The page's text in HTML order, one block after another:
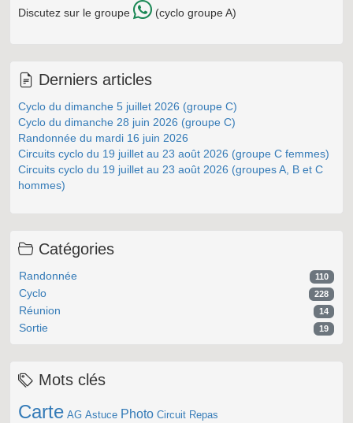
Discutez sur le groupe (cyclo groupe A)
Derniers articles
Cyclo du dimanche 5 juillet 2026 (groupe C)
Cyclo du dimanche 28 juin 2026 (groupe C)
Randonnée du mardi 16 juin 2026
Circuits cyclo du 19 juillet au 23 août 2026 (groupe C femmes)
Circuits cyclo du 19 juillet au 23 août 2026 (groupes A, B et C
hommes)
Catégories
Randonnée 110
Cyclo 228
Réunion 14
Sortie 19
Mots clés
Carte AG Astuce Photo Circuit Repas